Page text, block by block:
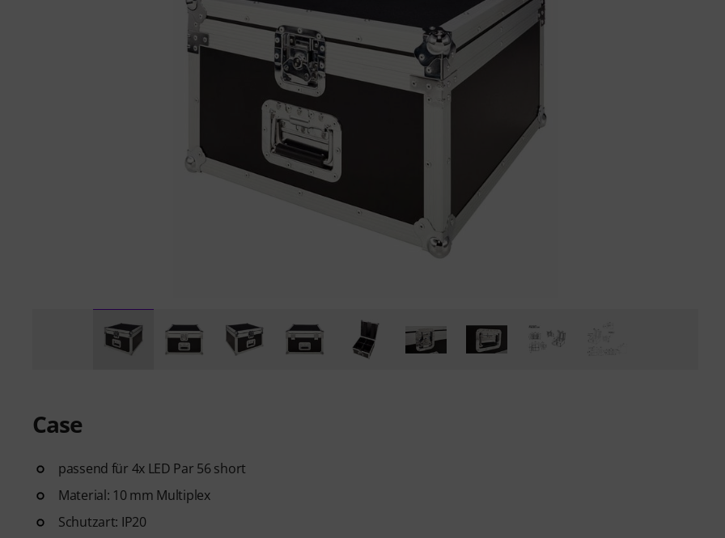
Case
passend für 4x LED Par 56 short
Material: 10 mm Multiplex
Schutzart: IP20